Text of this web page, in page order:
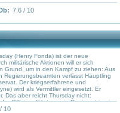
7.6 / 10
(Henry Fonda) ist der neue
militärische Aktionen will er sich
Grund, um in den Kampf zu ziehen: Aus
Regierungsbeamten verlässt Häuptling
Der kriegserfahrene und
wird als Vermittler eingesetzt. Er
Das aber reicht Thursday nicht:
Offiziere führt er sein Regiment in ein
10